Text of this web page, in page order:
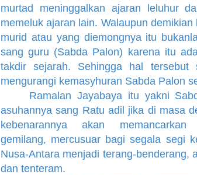
murtad meninggalkan ajaran leluhur
memeluk ajaran lain. Walaupun demikian
murid atau yang diemongnya itu
sang guru (Sabda Palon) karena itu
takdir sejarah. Sehingga hal tersebut
mengurangi kemasyhuran Sabda Palon
Ramalan Jayabaya itu yakni
asuhannya sang Ratu adil jika di masa
kebenarannya akan
gemilang, mercusuar bagi segala segi
Nusa-Antara menjadi terang-benderang,
dan tenteram.